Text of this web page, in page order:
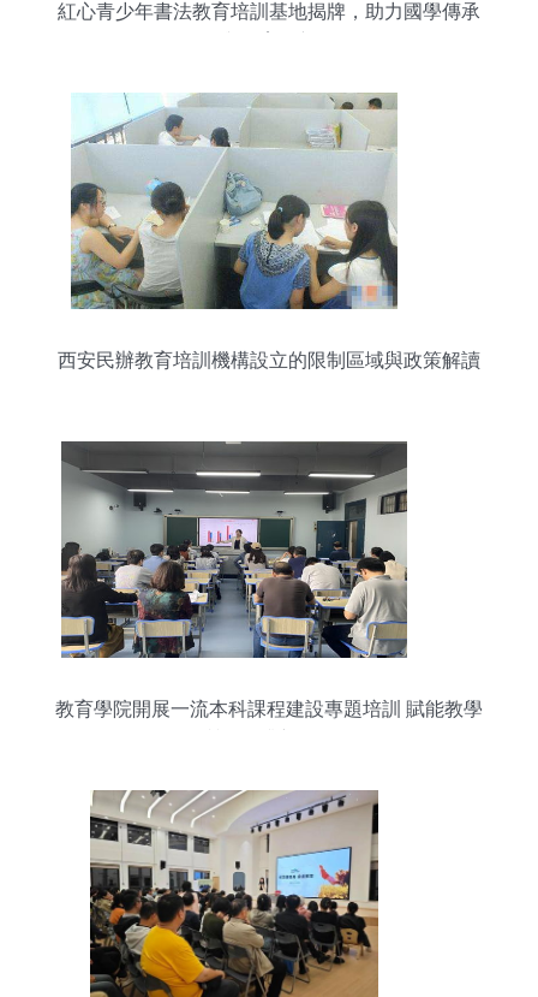
紅心青少年書法教育培訓基地揭牌，助力國學傳承
西安民辦教育培訓機構設立的限制區域與政策解讀
教育學院開展一流本科課程建設專題培訓 賦能教學